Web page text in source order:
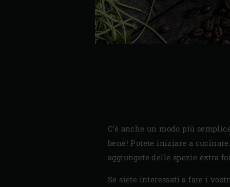
C’è anche un modo più
bene! Potete iniziare a
aggiungete delle spezie extra
Se siete interessati a fare i